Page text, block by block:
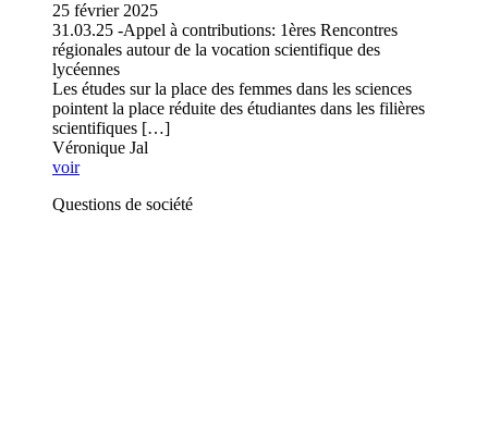
25 février 2025
31.03.25 -Appel à contributions: 1ères Rencontres
régionales autour de la vocation scientifique des
lycéennes
Les études sur la place des femmes dans les sciences
pointent la place réduite des étudiantes dans les filières
scientifiques […]
Véronique Jal
voir
Questions de société